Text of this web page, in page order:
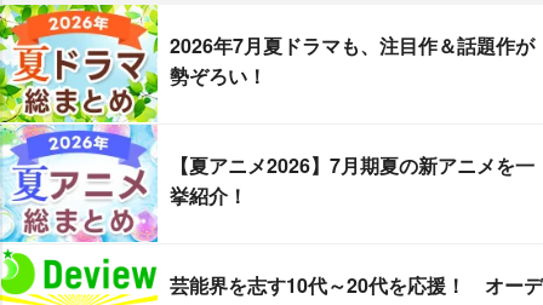
2026年7月夏ドラマも、注目作＆話題作が
勢ぞろい！
【夏アニメ2026】7月期夏の新アニメを一
挙紹介！
芸能界を志す10代～20代を応援！ オーデ